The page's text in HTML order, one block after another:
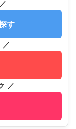
す
／
／